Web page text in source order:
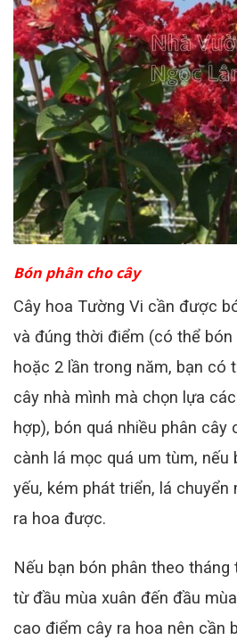
Bón phân cho cây
Cây hoa Tường Vi cần được
và đúng thời điểm (có thể bón
hoặc 2 lần trong năm, bạn có
cây nhà mình mà chọn lựa
hợp), bón quá nhiều phân cây
cành lá mọc quá um tùm, nếu
yếu, kém phát triển, lá chuyển
ra hoa được.
Nếu bạn bón phân theo tháng
từ đầu mùa xuân đến đầu
cao điểm cây ra hoa nên cần